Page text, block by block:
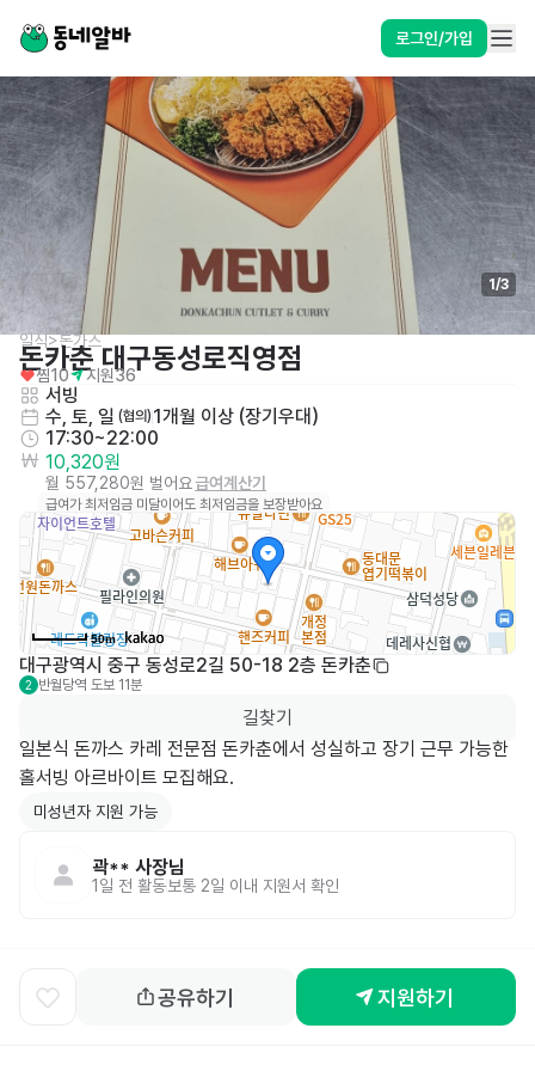
로그인/가입
1/3
일식>돈가스
돈카춘 대구동성로직영점
찜10 지원36
서빙
수, 토, 일 (협의) 1개월 이상 (장기우대)
17:30~22:00
10,320원
월 557,280원 벌어요급여계산기
급여가 최저임금 미달이어도 최저임금을 보장받아요
50m
대구광역시 중구 동성로2길 50-18 2층 돈카춘
2 반월당역 도보 11분
길찾기
일본식 돈까스 카레 전문점 돈카춘에서 성실하고 장기 근무 가능한
홀서빙 아르바이트 모집해요.
미성년자 지원 가능
곽** 사장님
1일 전 활동보통 2일 이내 지원서 확인
공유하기 지원하기